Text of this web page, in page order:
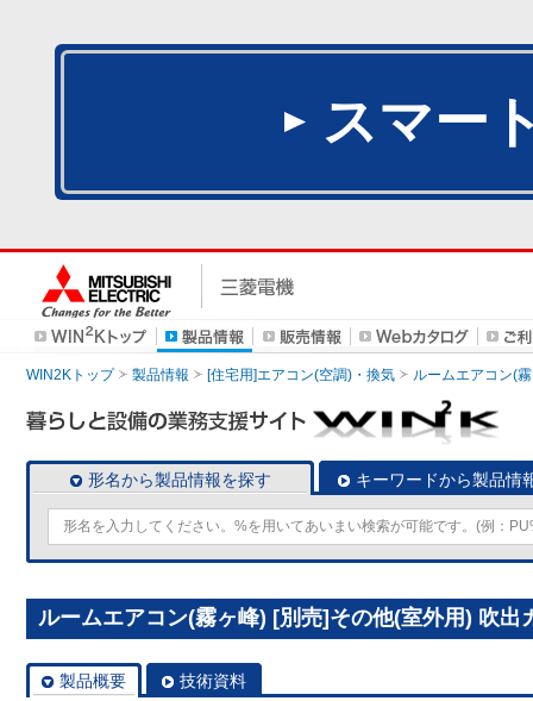
スマー
WIN2Kトップ 製品情報 [住宅用]エアコン(空調)・換気 ルームエアコン(
形名から製品情報を探す キーワードから製品情
ルームエアコン(霧ヶ峰) [別売]その他(室外用) 吹出
製品概要 技術資料